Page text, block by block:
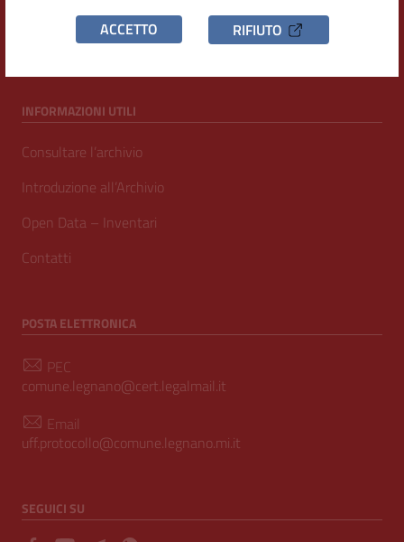
ACCETTO RIFIUTO
C.F. / P.IVA
00807960158
INFORMAZIONI UTILI
Consultare l’archivio
Introduzione all’Archivio
Open Data – Inventari
Contatti
POSTA ELETTRONICA
PEC
comune.legnano@cert.legalmail.it
Email
uff.protocollo@comune.legnano.mi.it
SEGUICI SU